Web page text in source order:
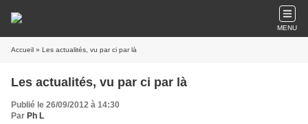
MENU
Accueil » Les actualités, vu par ci par là
Les actualités, vu par ci par là
Publié le 26/09/2012 à 14:30
Par Ph L